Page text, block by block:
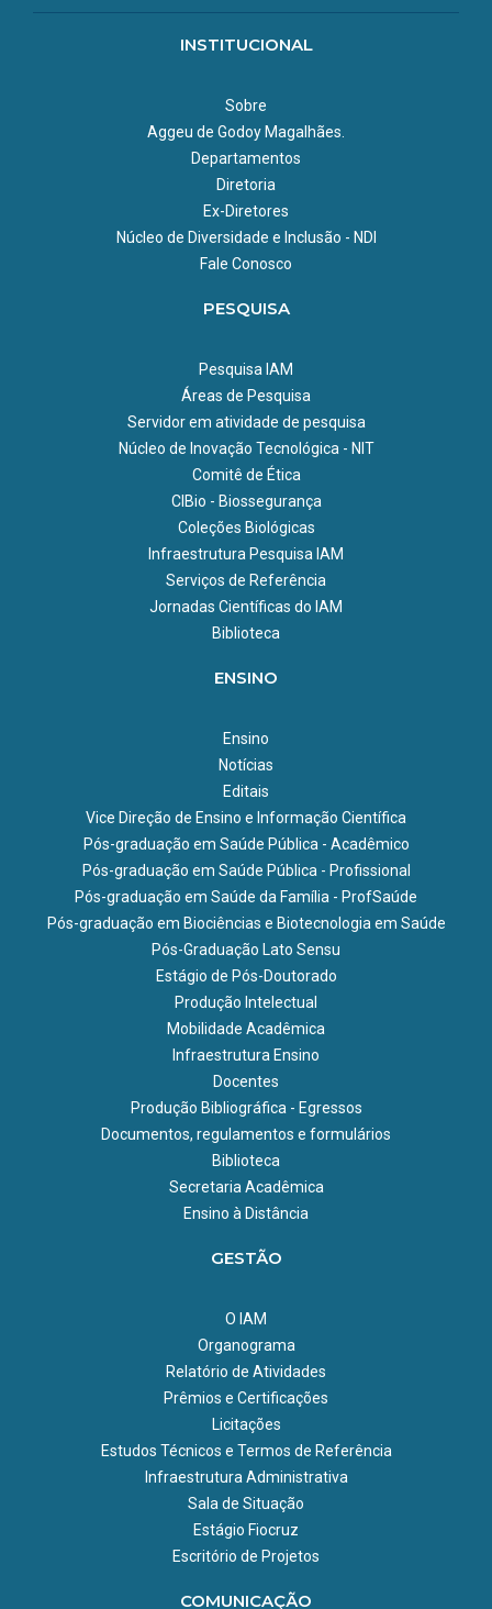
INSTITUCIONAL
Sobre
Aggeu de Godoy Magalhães.
Departamentos
Diretoria
Ex-Diretores
Núcleo de Diversidade e Inclusão - NDI
Fale Conosco
PESQUISA
Pesquisa IAM
Áreas de Pesquisa
Servidor em atividade de pesquisa
Núcleo de Inovação Tecnológica - NIT
Comitê de Ética
CIBio - Biossegurança
Coleções Biológicas
Infraestrutura Pesquisa IAM
Serviços de Referência
Jornadas Científicas do IAM
Biblioteca
ENSINO
Ensino
Notícias
Editais
Vice Direção de Ensino e Informação Científica
Pós-graduação em Saúde Pública - Acadêmico
Pós-graduação em Saúde Pública - Profissional
Pós-graduação em Saúde da Família - ProfSaúde
Pós-graduação em Biociências e Biotecnologia em Saúde
Pós-Graduação Lato Sensu
Estágio de Pós-Doutorado
Produção Intelectual
Mobilidade Acadêmica
Infraestrutura Ensino
Docentes
Produção Bibliográfica - Egressos
Documentos, regulamentos e formulários
Biblioteca
Secretaria Acadêmica
Ensino à Distância
GESTÃO
O IAM
Organograma
Relatório de Atividades
Prêmios e Certificações
Licitações
Estudos Técnicos e Termos de Referência
Infraestrutura Administrativa
Sala de Situação
Estágio Fiocruz
Escritório de Projetos
COMUNICAÇÃO